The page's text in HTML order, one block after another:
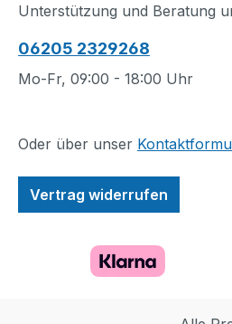
Unterstützung und Beratung
06205 2329268
Mo-Fr, 09:00 - 18:00 Uhr
Oder über unser
Vertrag widerrufen